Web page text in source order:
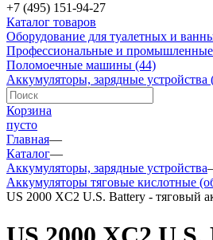
+7 (495) 151-94-27
Каталог товаров
Оборудование для туалетных и
Профессиональные и
Поломоечные машины (44)
Аккумуляторы, зарядные устройства
Корзина
пусто
Главная—
Каталог—
Аккумуляторы, зарядные устройства
Аккумуляторы тяговые кислотные
US 2000 XC2 U.S. Battery - тяговый